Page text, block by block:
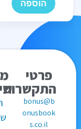
הוספה
פרטי
התקשרות
bonus@b
onusbook
s.co.il